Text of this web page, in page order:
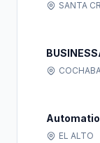
SANTA
EL ALTO